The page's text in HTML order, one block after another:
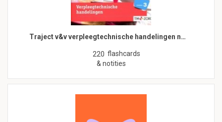
Traject v&v verpleegtechnische handelingen n…
220 flashcards
& notities